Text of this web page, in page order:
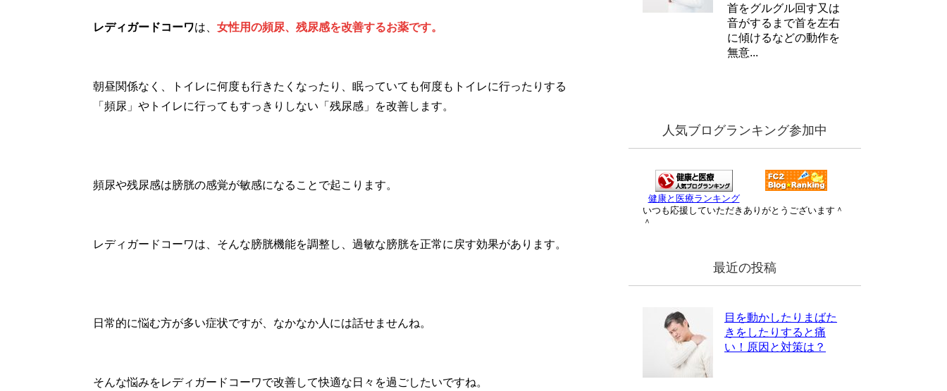
レディガードコーワは、 女性用の頻尿、残尿感を改善するお薬です。
朝昼関係なく、トイレに何度も行きたくなったり、眠っていても何度もトイレに行ったりする
「頻尿」やトイレに行ってもすっきりしない「残尿感」を改善します。
頻尿や残尿感は膀胱の感覚が敏感になることで起こります。
レディガードコーワは、そんな膀胱機能を調整し、過敏な膀胱を正常に戻す効果があります。
日常的に悩む方が多い症状ですが、なかなか人には話せませんね。
そんな悩みをレディガードコーワで改善して快適な日々を過ごしたいですね。
首をグルグル回す又は
音がするまで首を左右
に傾けるなどの動作を
無意...
人気ブログランキング参加中
健康と医療ランキング
いつも応援していただきありがとうございます＾
＾
最近の投稿
目を動かしたりまばた
きをしたりすると痛
い！原因と対策は？